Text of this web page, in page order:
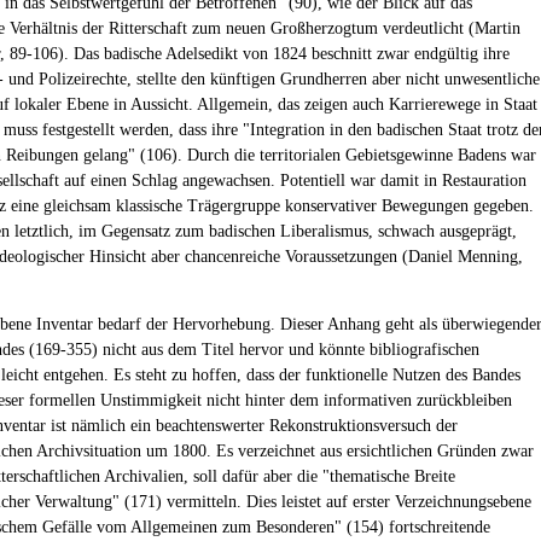
Verhältnis der Ritterschaft zum neuen Großherzogtum verdeutlicht (Martin
89-106). Das badische Adelsedikt von 1824 beschnitt zwar endgültig ihre
und Polizeirechte, stellte den künftigen Grundherren aber nicht unwesentliche
lokaler Ebene in Aussicht. Allgemein, das zeigen auch Karrierewege in Staat
festgestellt werden, dass ihre "Integration in den badischen Staat trotz
Reibungen gelang" (106). Durch die territorialen Gebietsgewinne Badens war
auf einen Schlag angewachsen. Potentiell war damit in Restauration
eine gleichsam klassische Trägergruppe konservativer Bewegungen gegeben.
letztlich, im Gegensatz zum badischen Liberalismus, schwach ausgeprägt,
Hinsicht aber chancenreiche Voraussetzungen (Daniel Menning,
Inventar bedarf der Hervorhebung. Dieser Anhang geht als überwiegender
(169-355) nicht aus dem Titel hervor und könnte bibliografischen
entgehen. Es steht zu hoffen, dass der funktionelle Nutzen des Bandes
formellen Unstimmigkeit nicht hinter dem informativen zurückbleiben
ist nämlich ein beachtenswerter Rekonstruktionsversuch der
Archivsituation um 1800. Es verzeichnet aus ersichtlichen Gründen zwar
Archivalien, soll dafür aber die "thematische Breite
Verwaltung" (171) vermitteln. Dies leistet auf erster Verzeichnungsebene
Gefälle vom Allgemeinen zum Besonderen" (154) fortschreitende